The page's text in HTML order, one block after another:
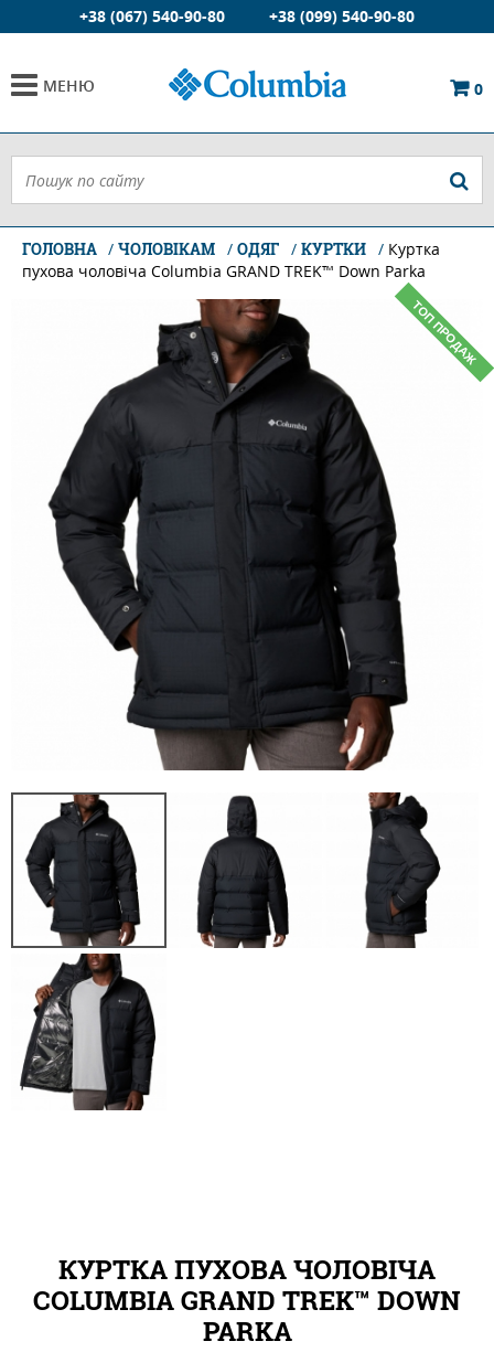
+38 (067) 540-90-80 +38 (099) 540-90-80
МЕНЮ 0
ГОЛОВНА ЧОЛОВІКАМ ОДЯГ КУРТКИ
Куртка
пухова чоловіча Columbia GRAND TREK™ Down Parka
ТОП ПРОДАЖ
КУРТКА ПУХОВА ЧОЛОВІЧА
COLUMBIA GRAND TREK™ DOWN
PARKA